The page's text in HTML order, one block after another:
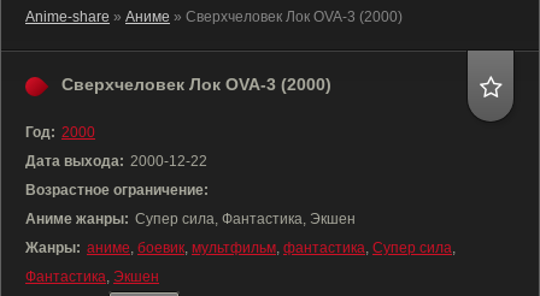
Anime-share » Аниме » Сверхчеловек Лок OVA-3 (2000)
Сверхчеловек Лок OVA-3 (2000)
Год: 2000
Дата выхода: 2000-12-22
Возрастное ограничение:
Аниме жанры: Супер сила, Фантастика, Экшен
Жанры: аниме, боевик, мультфильм, фантастика, Супер сила,
Фантастика, Экшен